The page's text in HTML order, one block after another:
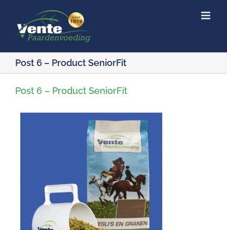
inhoud
Post 6 – Product SeniorFit
Post 6 – Product SeniorFit